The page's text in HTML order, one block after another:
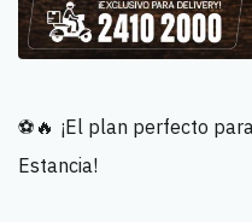
⚽🔥 ¡El plan perfecto
Estancia!